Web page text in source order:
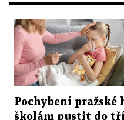
Pochybení pražské
školám pustit do